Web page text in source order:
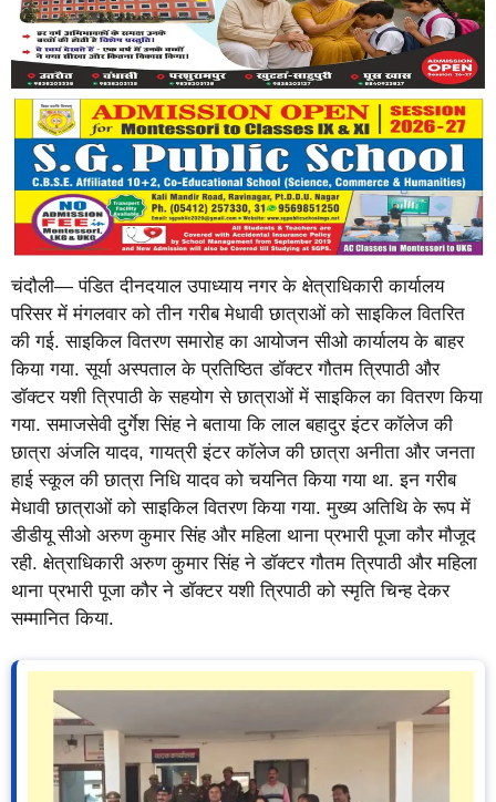
चंदौली— पंडित दीनदयाल उपाध्याय नगर के क्षेत्राधिकारी कार्यालय
परिसर में मंगलवार को तीन गरीब मेधावी छात्राओं को साइकिल वितरित
की गई. साइकिल वितरण समारोह का आयोजन सीओ कार्यालय के बाहर
किया गया. सूर्या अस्पताल के प्रतिष्ठित डॉक्टर गौतम त्रिपाठी और
डॉक्टर यशी त्रिपाठी के सहयोग से छात्राओं में साइकिल का वितरण किया
गया. समाजसेवी दुर्गेश सिंह ने बताया कि लाल बहादुर इंटर कॉलेज की
छात्रा अंजलि यादव, गायत्री इंटर कॉलेज की छात्रा अनीता और जनता
हाई स्कूल की छात्रा निधि यादव को चयनित किया गया था. इन गरीब
मेधावी छात्राओं को साइकिल वितरण किया गया. मुख्य अतिथि के रूप में
डीडीयू सीओ अरुण कुमार सिंह और महिला थाना प्रभारी पूजा कौर मौजूद
रही. क्षेत्राधिकारी अरुण कुमार सिंह ने डॉक्टर गौतम त्रिपाठी और महिला
थाना प्रभारी पूजा कौर ने डॉक्टर यशी त्रिपाठी को स्मृति चिन्ह देकर
सम्मानित किया.